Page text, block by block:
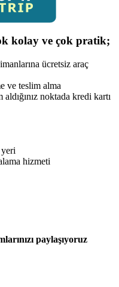
kolay ve çok pratik;
ücretsiz araç
ve teslim alma
noktada kredi kartı
hizmeti
paylaşıyoruz